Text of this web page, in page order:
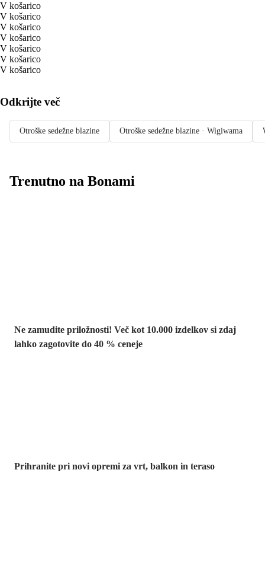
V košarico
V košarico
V košarico
V košarico
V košarico
V košarico
V košarico
Odkrijte več
Otroške sedežne blazine Otroške sedežne blazine · Wigiwama
Trenutno na Bonami
Ne zamudite priložnosti! Več kot 10.000 izdelkov si zdaj
lahko zagotovite do 40 % ceneje
Prihranite pri novi opremi za vrt, balkon in teraso